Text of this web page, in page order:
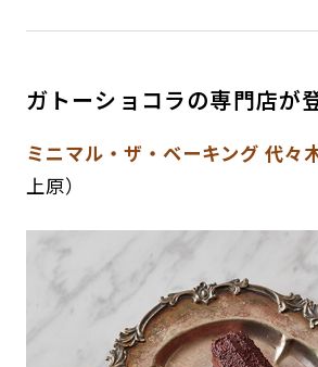
ガトーショコラの専門店が
ミニマル・ザ・ベーキング 代々
上原）